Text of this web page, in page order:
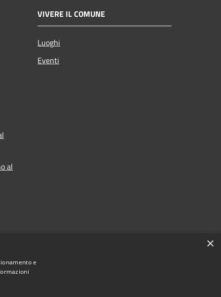
VIVERE IL COMUNE
Luoghi
Eventi
al
×
e